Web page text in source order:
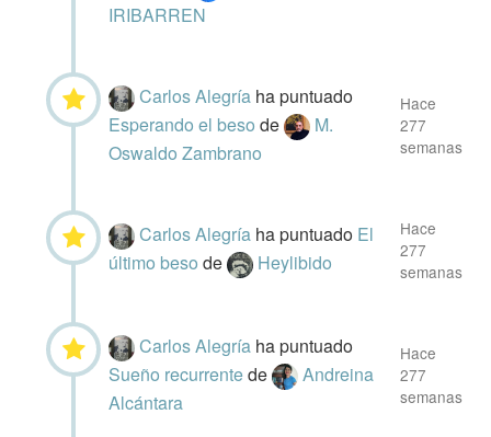
IRIBARREN
Carlos Alegría ha puntuado
Esperando el besode
M.
Oswaldo Zambrano
Hace
277
semanas
Carlos Alegría ha puntuado El
último besode Heylibido
Hace
277
semanas
Carlos Alegría ha puntuado
Sueño recurrentede
Andreina
Alcántara
Hace
277
semanas